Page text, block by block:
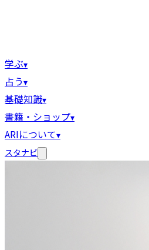
学ぶ▾
占う▾
基礎知識▾
書籍・ショップ▾
ARIについて▾
スタナビ